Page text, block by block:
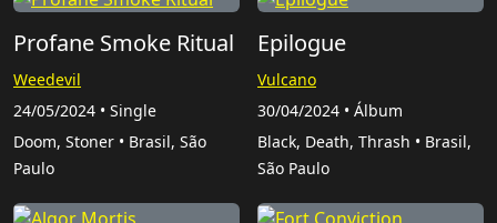
Profane Smoke Ritual
Weedevil
24/05/2024 • Single
Doom, Stoner • Brasil, São
Paulo
Epilogue
Vulcano
30/04/2024 • Álbum
Black, Death, Thrash • Brasil,
São Paulo